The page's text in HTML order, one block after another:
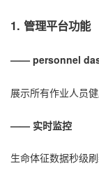
1. 管理平台功能
—— personnel
展示所有作业人员
—— 实时监控
生命体征数据秒级